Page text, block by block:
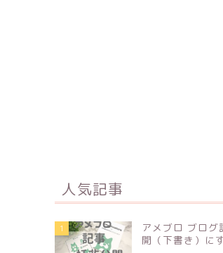
人気記事
1
アメブロ ブログ
開（下書き）に